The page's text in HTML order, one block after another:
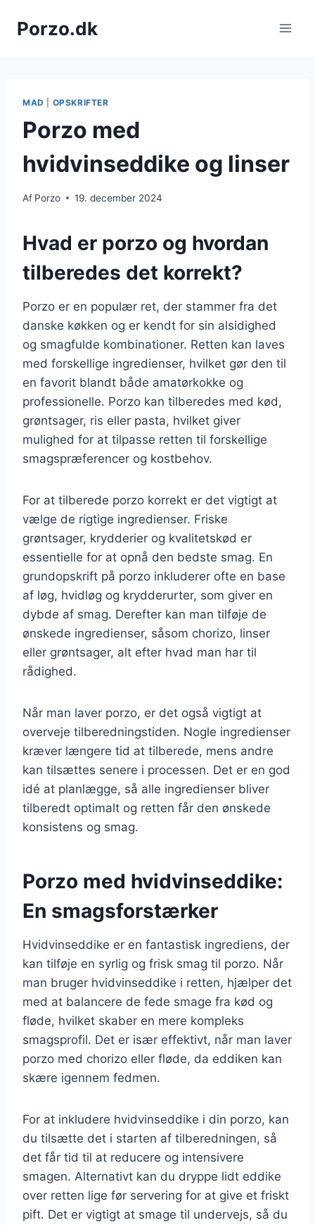
Porzo.dk
MAD OPSKRIFTER
Porzo med
hvidvinseddike og linser
Af Porzo 19. december 2024
Hvad er porzo og hvordan
tilberedes det korrekt?
Porzo er en populær ret, der stammer fra det
danske køkken og er kendt for sin alsidighed
og smagfulde kombinationer. Retten kan laves
med forskellige ingredienser, hvilket gør den til
en favorit blandt både amatørkokke og
professionelle. Porzo kan tilberedes med kød,
grøntsager, ris eller pasta, hvilket giver
mulighed for at tilpasse retten til forskellige
smagspræferencer og kostbehov.
For at tilberede porzo korrekt er det vigtigt at
vælge de rigtige ingredienser. Friske
grøntsager, krydderier og kvalitetskød er
essentielle for at opnå den bedste smag. En
grundopskrift på porzo inkluderer ofte en base
af løg, hvidløg og krydderurter, som giver en
dybde af smag. Derefter kan man tilføje de
ønskede ingredienser, såsom chorizo, linser
eller grøntsager, alt efter hvad man har til
rådighed.
Når man laver porzo, er det også vigtigt at
overveje tilberedningstiden. Nogle ingredienser
kræver længere tid at tilberede, mens andre
kan tilsættes senere i processen. Det er en god
idé at planlægge, så alle ingredienser bliver
tilberedt optimalt og retten får den ønskede
konsistens og smag.
Porzo med hvidvinseddike:
En smagsforstærker
Hvidvinseddike er en fantastisk ingrediens, der
kan tilføje en syrlig og frisk smag til porzo. Når
man bruger hvidvinseddike i retten, hjælper det
med at balancere de fede smage fra kød og
fløde, hvilket skaber en mere kompleks
smagsprofil. Det er især effektivt, når man laver
porzo med chorizo eller fløde, da eddiken kan
skære igennem fedmen.
For at inkludere hvidvinseddike i din porzo, kan
du tilsætte det i starten af tilberedningen, så
det får tid til at reducere og intensivere
smagen. Alternativt kan du dryppe lidt eddike
over retten lige før servering for at give et friskt
pift. Det er vigtigt at smage til undervejs, så du